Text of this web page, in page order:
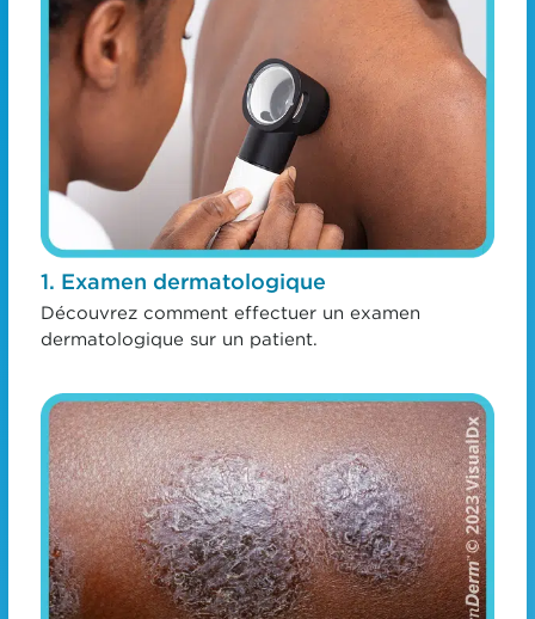
1. Examen dermatologique
Découvrez comment effectuer un examen
dermatologique sur un patient.